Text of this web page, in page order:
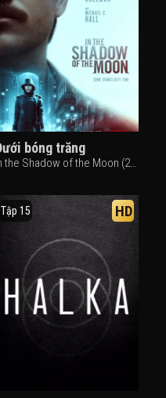
bóng trăng
In the Shadow of the Moon (2019)
Tập 15 HD